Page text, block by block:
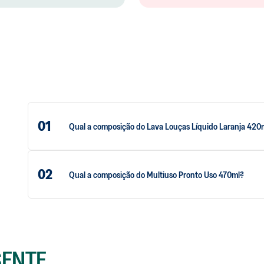
01 Qual a composição do Lava Louças Líquido Laranja
02 Qual a composição do Multiuso Pronto Uso 470ml?